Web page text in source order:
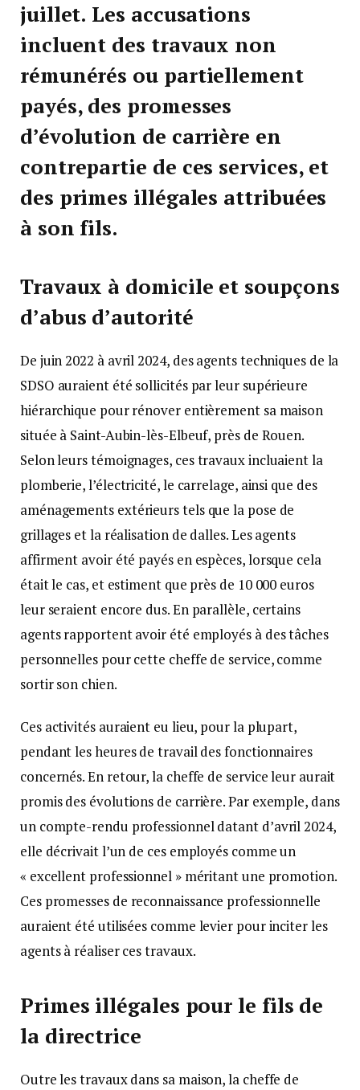
juillet. Les accusations
incluent des travaux non
rémunérés ou partiellement
payés, des promesses
d’évolution de carrière en
contrepartie de ces services, et
des primes illégales attribuées
à son fils.
Travaux à domicile et soupçons
d’abus d’autorité
De juin 2022 à avril 2024, des agents techniques de la
SDSO auraient été sollicités par leur supérieure
hiérarchique pour rénover entièrement sa maison
située à Saint-Aubin-lès-Elbeuf, près de Rouen.
Selon leurs témoignages, ces travaux incluaient la
plomberie, l’électricité, le carrelage, ainsi que des
aménagements extérieurs tels que la pose de
grillages et la réalisation de dalles. Les agents
affirment avoir été payés en espèces, lorsque cela
était le cas, et estiment que près de 10 000 euros
leur seraient encore dus. En parallèle, certains
agents rapportent avoir été employés à des tâches
personnelles pour cette cheffe de service, comme
sortir son chien.
Ces activités auraient eu lieu, pour la plupart,
pendant les heures de travail des fonctionnaires
concernés. En retour, la cheffe de service leur aurait
promis des évolutions de carrière. Par exemple, dans
un compte-rendu professionnel datant d’avril 2024,
elle décrivait l’un de ces employés comme un
« excellent professionnel » méritant une promotion.
Ces promesses de reconnaissance professionnelle
auraient été utilisées comme levier pour inciter les
agents à réaliser ces travaux.
Primes illégales pour le fils de
la directrice
Outre les travaux dans sa maison, la cheffe de